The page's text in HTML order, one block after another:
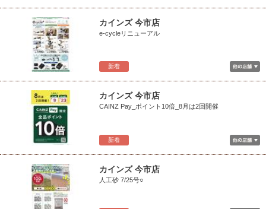
新着
カインズ 今市店
e-cycleリニューアル
新着
カインズ 今市店
CAINZ Pay_ポイント10倍_8月は2回開催
カインズ 今市店
人工砂 7/25号○